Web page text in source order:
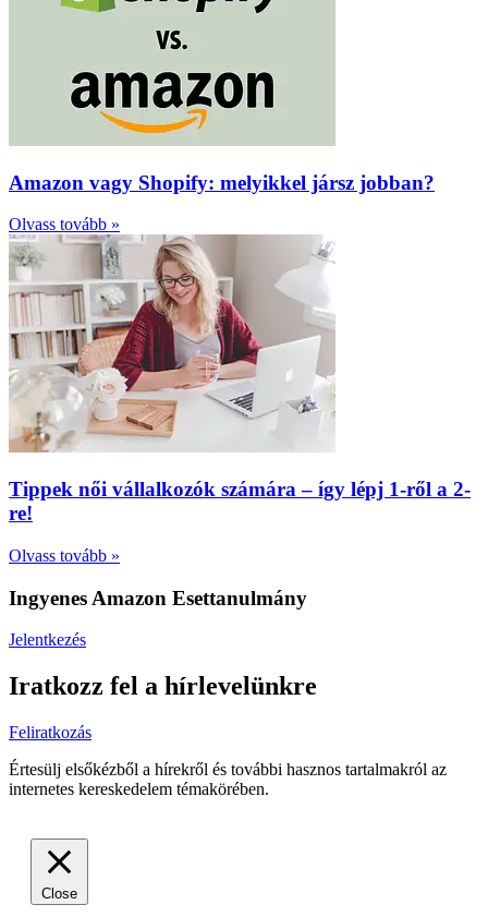
Amazon vagy Shopify: melyikkel jársz jobban?
Olvass tovább »
Tippek női vállalkozók számára – így lépj 1-ről a 2-
re!
Olvass tovább »
Ingyenes Amazon Esettanulmány
Jelentkezés
Iratkozz fel a hírlevelünkre
Feliratkozás
Értesülj elsőkézből a hírekről és további hasznos tartalmakról az
internetes kereskedelem témakörében.
Close